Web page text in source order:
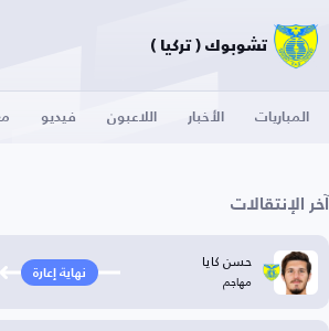
تشوبوك ( تركيا )
المباريات الأخبار اللاعبون فيديو
آخر الإنتقالات
حسن كايا
مهاجم نهاية إعارة